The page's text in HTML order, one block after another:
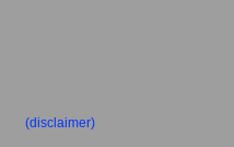
(disclaimer)